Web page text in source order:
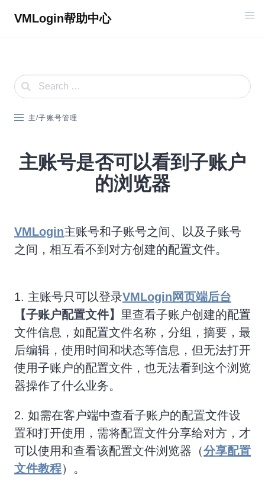
VMLogin帮助中心
主/子账号管理
主账号是否可以看到子账户
的浏览器
VMLogin主账号和子账号之间、以及子账号
之间，相互看不到对方创建的配置文件。
1. 主账号只可以登录VMLogin网页端后台
【子账户配置文件】 里查看子账户创建的配置
文件信息，如配置文件名称，分组，摘要，最
后编辑，使用时间和状态等信息，但无法打开
使用子账户的配置文件，也无法看到这个浏览
器操作了什么业务。
2. 如需在客户端中查看子账户的配置文件设
置和打开使用，需将配置文件分享给对方，才
可以使用和查看该配置文件浏览器（分享配置
文件教程）。